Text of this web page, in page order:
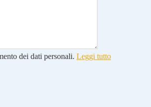
dei dati personali. Leggi tutto